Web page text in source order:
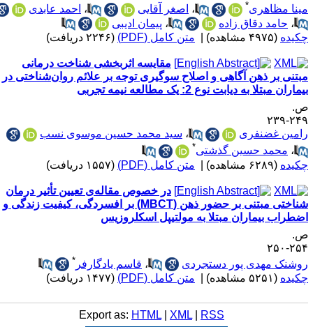
مظاهری
،اصغر آقایی ،احمد عابدی
، حامد دقاق زاده ، پیمان ادیبی
(۴۹۷۵ مشاهده) | متن کامل (PDF) (۲۲۴۶ دریافت)
مقایسه اثربخشی شناخت درمانی
بر ذهن آگاهی و اصلاح سوگیری توجه بر علائم روان‌شناختی در
مبتلا به دیابت نوع 2: یک مطالعه نیمه تجربی
۲۳۹
غضنفری
،سید محمد حسین موسوی نسب
، محمد حسین گذشتی
(۶۲۸۹ مشاهده) | متن کامل (PDF) (۱۵۵۷ دریافت)
در خصوص مقاله‌ی تعیین تأثیر درمان
شناختی مبتنی بر حضور ذهن (MBCT) بر افسردگی، کیفیت زندگی و
بیماران مبتلا به مولتیپل اسکلروزیس
۲۵۰
مهدی پور دستجردی
، قاسم یادگارفر*
(۵۲۵۱ مشاهده) | متن کامل (PDF) (۱۴۷۷ دریافت)
Export as:HTML |XML |RSS